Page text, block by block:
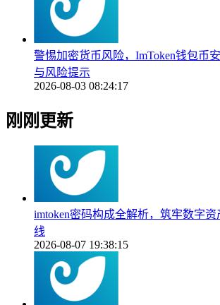
警惕加密货币风险，ImToken钱包币
与风险提示
2026-08-03 08:24:17
刚刚更新
imtoken密码构成全解析，筑牢数字
线
2026-08-07 19:38:15